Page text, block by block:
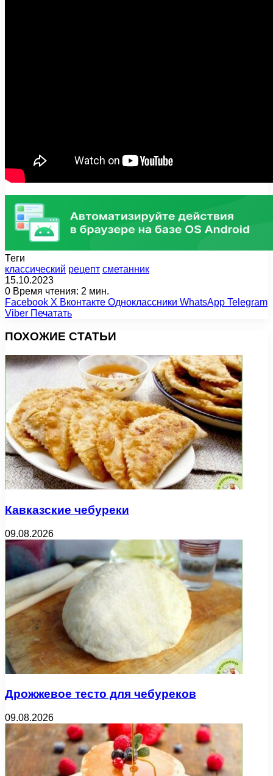
Теги
классический рецепт сметанник
15.10.2023
0 Время чтения: 2 мин.
Facebook X Вконтакте Одноклассники WhatsApp Telegram
Viber Печатать
ПОХОЖИЕ СТАТЬИ
Кавказские чебуреки
09.08.2026
Дрожжевое тесто для чебуреков
09.08.2026